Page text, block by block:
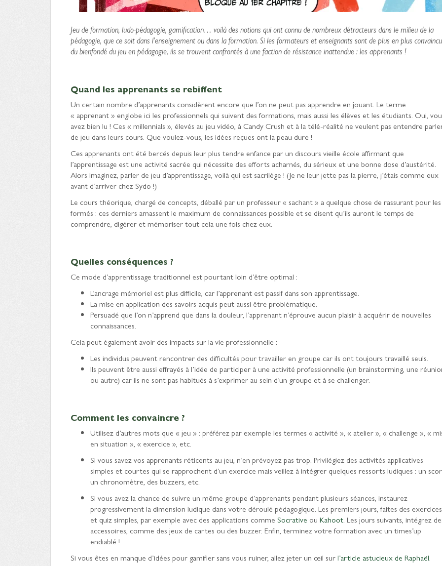
Jeu de formation, ludo-pédagogie, gamification… voilà des notions qui ont connu de nombreux détracteurs dans le milieu de la
pédagogie, que ce soit dans l’enseignement ou dans la formation. Si les formateurs et enseignants sont de plus en plus
du bienfondé du jeu en pédagogie, ils se trouvent confrontés à une faction de résistance inattendue : les apprenants !
Quand les apprenants se rebiffent
Un certain nombre d’apprenants considèrent encore que l’on ne peut pas apprendre en jouant. Le terme
« apprenant » englobe ici les professionnels qui suivent des formations, mais aussi les élèves et les étudiants. Oui,
avez bien lu ! Ces « millennials », élevés au jeu vidéo, à Candy Crush et à la télé-réalité ne veulent pas entendre
de jeu dans leurs cours. Que voulez-vous, les idées reçues ont la peau dure !
Ces apprenants ont été bercés depuis leur plus tendre enfance par un discours vieille école affirmant que
l’apprentissage est une activité sacrée qui nécessite des efforts acharnés, du sérieux et une bonne dose d’austérité.
Alors imaginez, parler de jeu d’apprentissage, voilà qui est sacrilège ! (Je ne leur jette pas la pierre, j’étais comme eux
avant d’arriver chez Sydo !)
Le cours théorique, chargé de concepts, déballé par un professeur « sachant » a quelque chose de rassurant pour les
formés : ces derniers amassent le maximum de connaissances possible et se disent qu’ils auront le temps de
comprendre, digérer et mémoriser tout cela une fois chez eux.
Quelles conséquences ?
Ce mode d’apprentissage traditionnel est pourtant loin d’être optimal :
L’ancrage mémoriel est plus difficile, car l’apprenant est passif dans son apprentissage.
La mise en application des savoirs acquis peut aussi être problématique.
Persuadé que l’on n’apprend que dans la douleur, l’apprenant n’éprouve aucun plaisir à acquérir de nouvelles
connaissances.
Cela peut également avoir des impacts sur la vie professionnelle :
Les individus peuvent rencontrer des difficultés pour travailler en groupe car ils ont toujours travaillé seuls.
Ils peuvent être aussi effrayés à l’idée de participer à une activité professionnelle (un brainstorming, une
ou autre) car ils ne sont pas habitués à s’exprimer au sein d’un groupe et à se challenger.
Comment les convaincre ?
Utilisez d’autres mots que « jeu » : préférez par exemple les termes « activité », « atelier », « challenge », «
en situation », « exercice », etc.
Si vous savez vos apprenants réticents au jeu, n’en prévoyez pas trop. Privilégiez des activités applicatives
simples et courtes qui se rapprochent d’un exercice mais veillez à intégrer quelques ressorts ludiques : un
un chronomètre, des buzzers, etc.
Si vous avez la chance de suivre un même groupe d’apprenants pendant plusieurs séances, instaurez
progressivement la dimension ludique dans votre déroulé pédagogique. Les premiers jours, faites des exercices
et quiz simples, par exemple avec des applications comme Socrative ou Kahoot. Les jours suivants, intégrez
accessoires, comme des jeux de cartes ou des buzzer. Enfin, terminez votre formation avec un times’up
endiablé !
Si vous êtes en manque d’idées pour gamifier sans vous ruiner, allez jeter un œil surl’article astucieux de Raphaël.